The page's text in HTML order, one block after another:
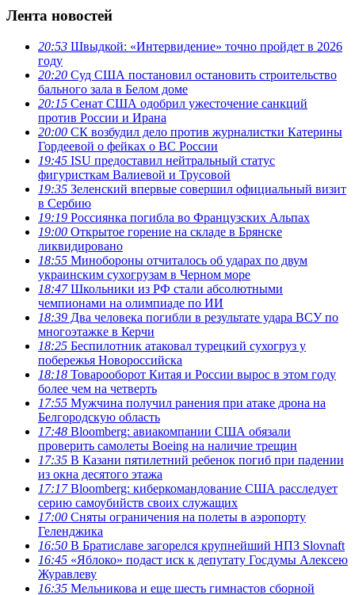
Лента новостей
20:53 Швыдкой: «Интервидение» точно пройдет в 2026
году
20:20 Суд США постановил остановить строительство
бального зала в Белом доме
20:15 Сенат США одобрил ужесточение санкций
против России и Ирана
20:00 СК возбудил дело против журналистки Катерины
Гордеевой о фейках о ВС России
19:45 ISU предоставил нейтральный статус
фигуристкам Валиевой и Трусовой
19:35 Зеленский впервые совершил официальный визит
в Сербию
19:19 Россиянка погибла во Французских Альпах
19:00 Открытое горение на складе в Брянске
ликвидировано
18:55 Минобороны отчиталось об ударах по двум
украинским сухогрузам в Черном море
18:47Школьники из РФ стали абсолютными
чемпионами на олимпиаде по ИИ
18:39 Два человека погибли в результате удара ВСУ по
многоэтажке в Керчи
18:25 Беспилотник атаковал турецкий сухогруз у
побережья Новороссийска
18:18 Товарооборот Китая и России вырос в этом году
более чем на четверть
17:55 Мужчина получил ранения при атаке дрона на
Белгородскую область
17:48 Bloomberg: авиакомпании США обязали
проверить самолеты Boeing на наличие трещин
17:35 В Казани пятилетний ребенок погиб при падении
из окна десятого этажа
17:17Bloomberg: киберкомандование США расследует
серию самоубийств своих служащих
17:00 Сняты ограничения на полеты в аэропорту
Геленджика
16:50 В Братиславе загорелся крупнейший НПЗ Slovnaft
16:45 «Яблоко» подаст иск к депутату Госдумы Алексею
Журавлеву
16:35 Мельникова и еще шесть гимнастов сборной